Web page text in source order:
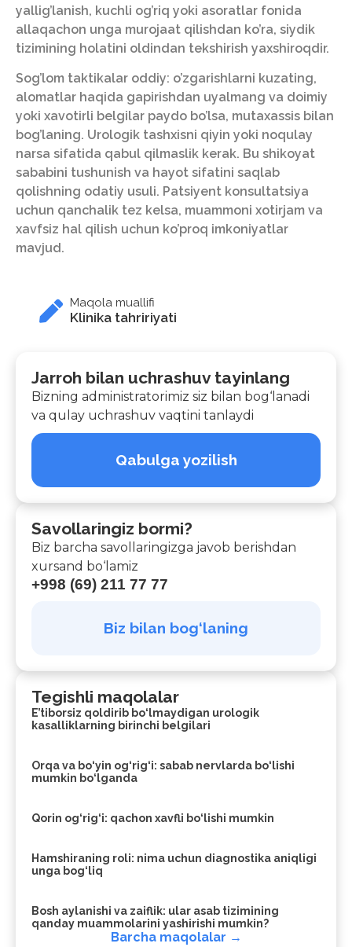
yallig’lanish, kuchli og’riq yoki asoratlar fonida
allaqachon unga murojaat qilishdan ko’ra, siydik
tizimining holatini oldindan tekshirish yaxshiroqdir.
Sog’lom taktikalar oddiy: o’zgarishlarni kuzating,
alomatlar haqida gapirishdan uyalmang va doimiy
yoki xavotirli belgilar paydo bo’lsa, mutaxassis bilan
bog’laning. Urologik tashxisni qiyin yoki noqulay
narsa sifatida qabul qilmaslik kerak. Bu shikoyat
sababini tushunish va hayot sifatini saqlab
qolishning odatiy usuli. Patsiyent konsultatsiya
uchun qanchalik tez kelsa, muammoni xotirjam va
xavfsiz hal qilish uchun ko’proq imkoniyatlar
mavjud.
Maqola muallifi
Klinika tahririyati
Jarroh bilan uchrashuv tayinlang
Bizning administratorimiz siz bilan bog‘lanadi
va qulay uchrashuv vaqtini tanlaydi
Qabulga yozilish
Savollaringiz bormi?
Biz barcha savollaringizga javob berishdan
xursand bo‘lamiz
+998 (69) 211 77 77
Biz bilan bog‘laning
Tegishli maqolalar
E’tiborsiz qoldirib bo‘lmaydigan urologik
kasalliklarning birinchi belgilari
Orqa va bo‘yin og‘rig‘i: sabab nervlarda bo‘lishi
mumkin bo‘lganda
Qorin og‘rig‘i: qachon xavfli bo‘lishi mumkin
Hamshiraning roli: nima uchun diagnostika aniqligi
unga bog‘liq
Bosh aylanishi va zaiflik: ular asab tizimining
qanday muammolarini yashirishi mumkin?
Barcha maqolalar →